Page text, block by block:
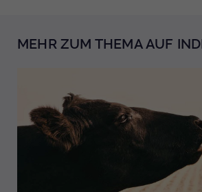
MEHR ZUM THEMA AUF